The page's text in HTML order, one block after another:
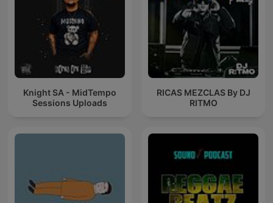
Knight SA - MidTempo
Sessions Uploads
RICAS MEZCLAS By DJ
RITMO